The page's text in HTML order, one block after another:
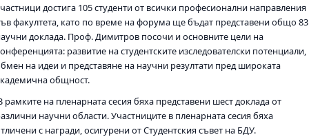
достига 105 студенти от всички професионални направления
факултета, като по време на форума ще бъдат представени общо 83
доклада. Проф. Димитров посочи и основните цели на
развитие на студентските изследователски потенциали,
на идеи и представяне на научни резултати пред широката
общност.
рамките на пленарната сесия бяха представени шест доклада от
научни области. Участниците в пленарната сесия бяха
с награди, осигурени от Студентския съвет на БДУ.